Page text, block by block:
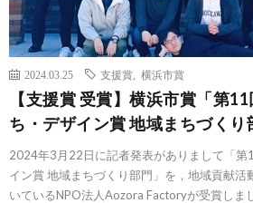
2024.03.25 支援賞 横浜市賞
【支援賞 受賞】横浜市賞「第
ち・デザイン賞 地域まちづくり
2024年3月22日に記者発表がありまして「第
イン賞 地域まちづくり部門」を，地域貢献活
いているNPO法人Aozora Factoryが受賞しま